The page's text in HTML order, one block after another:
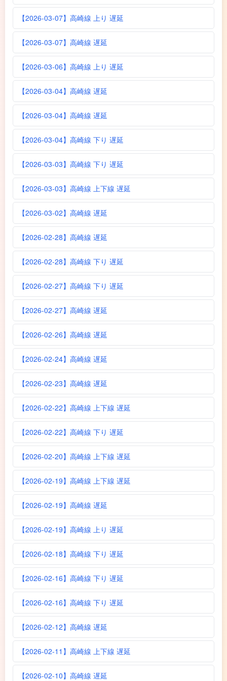
【2026-03-07】高崎線 上り 遅延
【2026-03-07】高崎線 遅延
【2026-03-06】高崎線 上り 遅延
【2026-03-04】高崎線 遅延
【2026-03-04】高崎線 遅延
【2026-03-04】高崎線 下り 遅延
【2026-03-03】高崎線 下り 遅延
【2026-03-03】高崎線 上下線 遅延
【2026-03-02】高崎線 遅延
【2026-02-28】高崎線 遅延
【2026-02-28】高崎線 下り 遅延
【2026-02-27】高崎線 下り 遅延
【2026-02-27】高崎線 遅延
【2026-02-26】高崎線 遅延
【2026-02-24】高崎線 遅延
【2026-02-23】高崎線 遅延
【2026-02-22】高崎線 上下線 遅延
【2026-02-22】高崎線 下り 遅延
【2026-02-20】高崎線 上下線 遅延
【2026-02-19】高崎線 上下線 遅延
【2026-02-19】高崎線 遅延
【2026-02-19】高崎線 上り 遅延
【2026-02-18】高崎線 下り 遅延
【2026-02-16】高崎線 下り 遅延
【2026-02-16】高崎線 下り 遅延
【2026-02-12】高崎線 遅延
【2026-02-11】高崎線 上下線 遅延
【2026-02-10】高崎線 遅延